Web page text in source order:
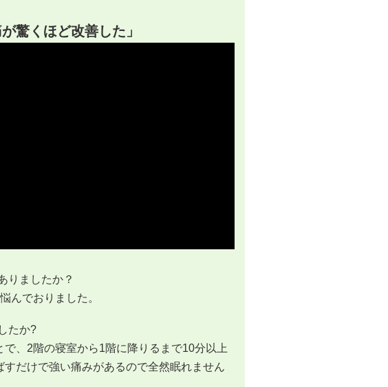
驚くほど改善した」
りましたか？
んでおりました。
たか?
、2階の寝室から1階に降りるまで10分以上
だけで強い痛みがあるので全然眠れません